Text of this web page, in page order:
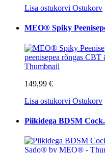
Lisa ostukorvi Ostukorv
MEO® Spiky
149,99 €
Lisa ostukorvi Ostukorv
Piikidega BDSM